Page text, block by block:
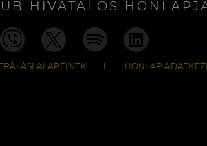
HIVATALOS
ALAPELVEK HONLAP